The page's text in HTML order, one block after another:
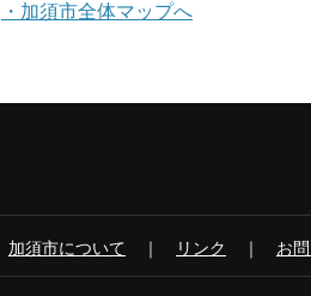
・加須市全体マップへ
加須市について ｜ リンク ｜ お